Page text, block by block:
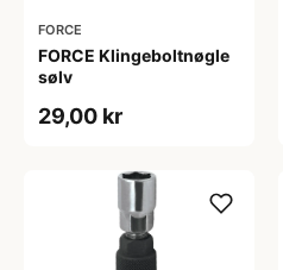
FORCE
FORCE Klingeboltnøgle
sølv
29,00 kr